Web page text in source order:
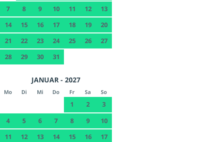
7
8 9 10 11 12
13
14
15 16 17 18 19
20
21
22 23 24 25 26
27
28
29 30 31
JANUAR - 2027
Mo Di Mi Do Fr Sa So
1 2
3
4
5 6 7 8 9
10
11
12 13 14 15 16
17